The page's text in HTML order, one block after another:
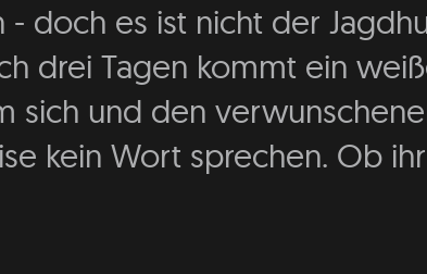
- doch es ist nicht der
drei Tagen kommt ein
sich und den
kein Wort sprechen. Ob